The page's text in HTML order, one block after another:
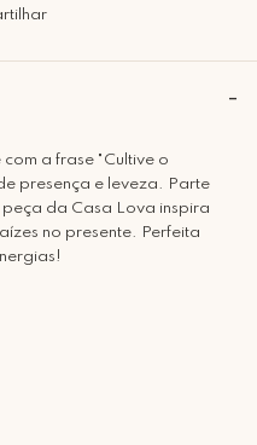
a frase "Cultive o
presença e leveza. Parte
da Casa Lova inspira
no presente. Perfeita